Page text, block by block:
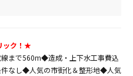
ック！★
線まで560m◆造成・上下水工事費込
なし◆人気の市街化＆整形地◆人気